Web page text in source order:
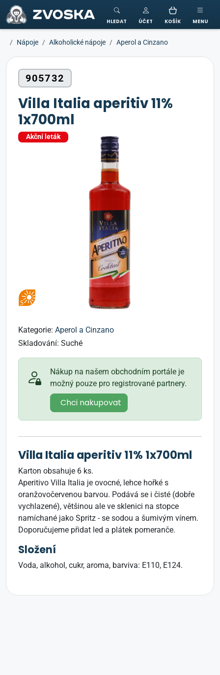
ZVOSKA
HLEDAT ÚČET KOŠÍK MENU
Nápoje Alkoholické nápoje Aperol a Cinzano
905732
Villa Italia aperitiv 11%
1x700ml
Akční leták
Kategorie: Aperol a Cinzano
Skladování: Suché
Nákup na našem obchodním portále je
možný pouze pro registrované partnery.
Chci nakupovat
Villa Italia aperitiv 11% 1x700ml
Karton obsahuje 6 ks.
Aperitivo Villa Italia je ovocné, lehce hořké s
oranžovočervenou barvou. Podává se i čisté (dobře
vychlazené), většinou ale ve sklenici na stopce
namíchané jako Spritz - se sodou a šumivým vínem.
Doporučujeme přidat led a plátek pomeranče.
Složení
Voda, alkohol, cukr, aroma, barviva: E110, E124.